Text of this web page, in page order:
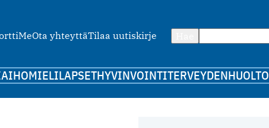
MeOta yhteyttäTilaa uutiskirje
IHOMIELILAPSETHYVINVOINTITERVEYDENHUOLTO